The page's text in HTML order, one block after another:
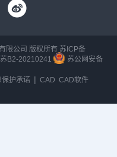
限公司 版权所有 苏ICP备
苏B2-20210241
苏公网安备
保护承诺 | CAD CAD软件